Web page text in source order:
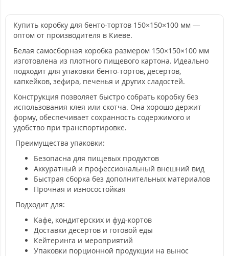
Купить коробку для бенто-тортов 150×150×100 мм —
оптом от производителя в Киеве.
Белая самосборная коробка размером 150×150×100 мм
изготовлена из плотного пищевого картона. Идеально
подходит для упаковки бенто-тортов, десертов,
капкейков, зефира, печенья и других сладостей.
Конструкция позволяет быстро собрать коробку без
использования клея или скотча. Она хорошо держит
форму, обеспечивает сохранность содержимого и
удобство при транспортировке.
Преимущества упаковки:
Безопасна для пищевых продуктов
Аккуратный и профессиональный внешний вид
Быстрая сборка без дополнительных материалов
Прочная и износостойкая
Подходит для:
Кафе, кондитерских и фуд-кортов
Доставки десертов и готовой еды
Кейтеринга и мероприятий
Упаковки порционной продукции на вынос